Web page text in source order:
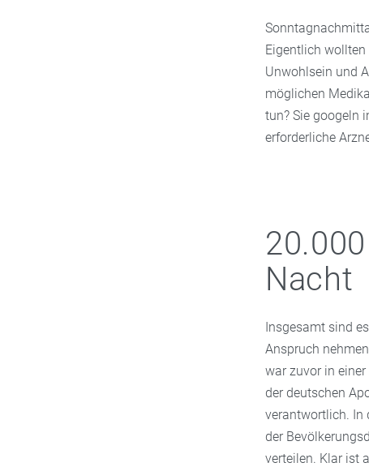
Eigentlich wollten
Unwohlsein und
möglichen
tun? Sie googeln
erforderliche
Nacht
Insgesamt sind
Anspruch
war zuvor in
der deutschen
verantwortlich. In
der
verteilen. Klar ist